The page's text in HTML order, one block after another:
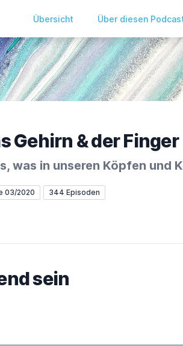
Übersicht Über diesen
Gehirn & der Finger
was in unseren Köpfen und
03/2020 344 Episoden
sein